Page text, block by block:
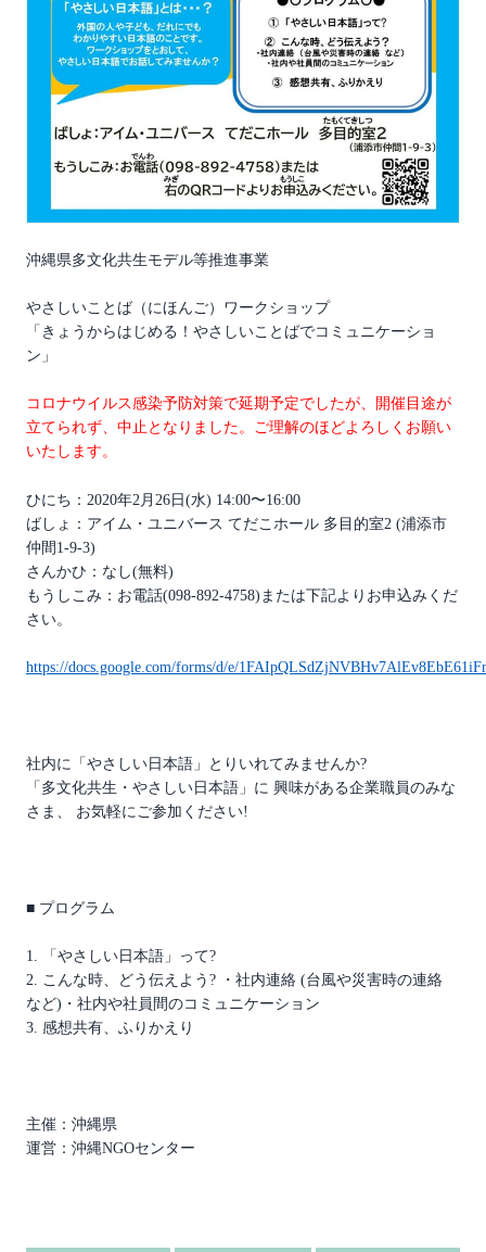
沖縄県多文化共生モデル等推進事業
やさしいことば（にほんご）ワークショップ
「きょうからはじめる！やさしいことばでコミュニケーショ
ン」
コロナウイルス感染予防対策で延期予定でしたが、開催目途が
立てられず、中止となりました。ご理解のほどよろしくお願い
いたします。
ひにち：2020年2月26日(水) 14:00〜16:00
ばしょ：アイム・ユニバース てだこホール 多目的室2 (浦添市
仲間1-9-3)
さんかひ：なし(無料)
もうしこみ：お電話(098-892-4758)または下記よりお申込みくだ
さい。
https://docs.google.com/forms/d/e/
社内に「やさしい日本語」とりいれてみませんか?
「多文化共生・やさしい日本語」に 興味がある企業職員のみな
さま、 お気軽にご参加ください!
■ プログラム
1. 「やさしい日本語」って?
2. こんな時、どう伝えよう? ・社内連絡 (台風や災害時の連絡
など)・社内や社員間のコミュニケーション
3. 感想共有、ふりかえり
主催：沖縄県
運営：沖縄NGOセンター